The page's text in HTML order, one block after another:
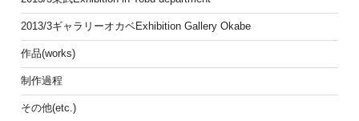
2013/3ギャラリーオカベExhibition Gallery Okabe
作品(works)
制作過程
その他(etc.)